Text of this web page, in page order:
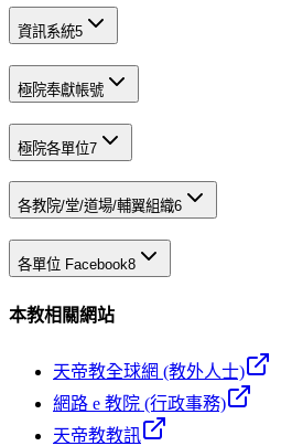
資訊系統5
極院奉獻帳號
極院各單位7
各教院/堂/道場/輔翼組織6
各單位 Facebook8
本教相關網站
天帝教全球網 (教外人士)
網路 e 教院 (行政事務)
天帝教教訊